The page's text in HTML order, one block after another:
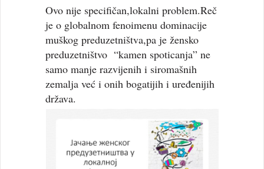
Ovo nije specifičan,lokalni problem.Reč
je o globalnom fenoimenu dominacije
muškog preduzetništva,pa je žensko
preduzetništvo “kamen spoticanja” ne
samo manje razvijenih i siromašnih
zemalja već i onih bogatijih i uređenijih
država.